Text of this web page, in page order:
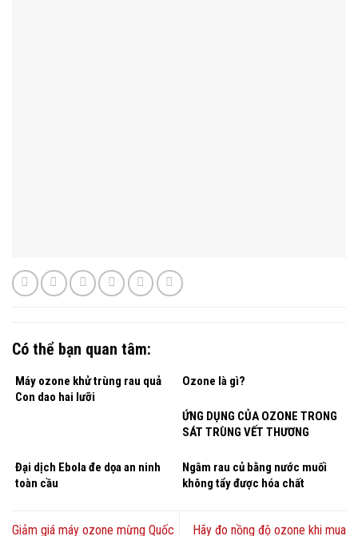
Có thể bạn quan tâm:
Máy ozone khử trùng rau quả
Con dao hai lưỡi
Ozone là gì?
ỨNG DỤNG CỦA OZONE TRONG
SÁT TRÙNG VẾT THƯƠNG
Đại dịch Ebola đe dọa an ninh
toàn cầu
Ngâm rau củ bằng nước muối
không tẩy được hóa chất
Giảm giá máy ozone mừng Quốc
Hãy đo nồng độ ozone khi mua